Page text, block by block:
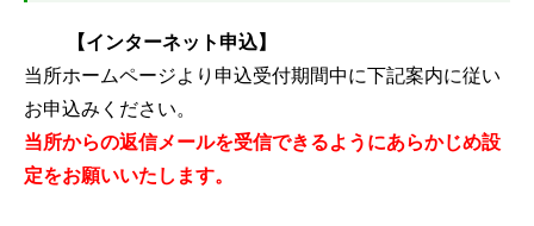
【インターネット申込】
当所ホームページより申込受付期間中に下記案内に従い
お申込みください。
当所からの返信メールを受信できるようにあらかじめ設
定をお願いいたします。